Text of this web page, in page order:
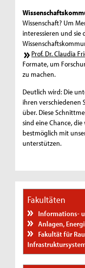
Wissenschaft? Um
interessieren und sie
Prof. Dr. Claudia
Formate, um
zu machen.
Deutlich wird: Die
ihren verschiedenen
über. Diese
sind eine Chance,
bestmöglich mit
unterstützen.
Fakultäten
Informations-
Anlagen,
Fakultät für